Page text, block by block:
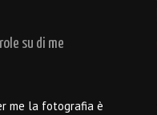
su di me
me la fotografia è